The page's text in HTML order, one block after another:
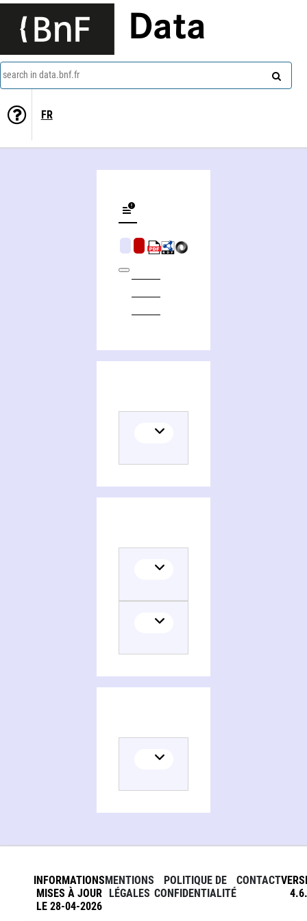
Data
search in data.bnf.fr
FR
INFORMATIONS
MISES À JOUR
LE 28-04-2026
MENTIONS
LÉGALES
POLITIQUE DE
CONFIDENTIALITÉ
CONTACT